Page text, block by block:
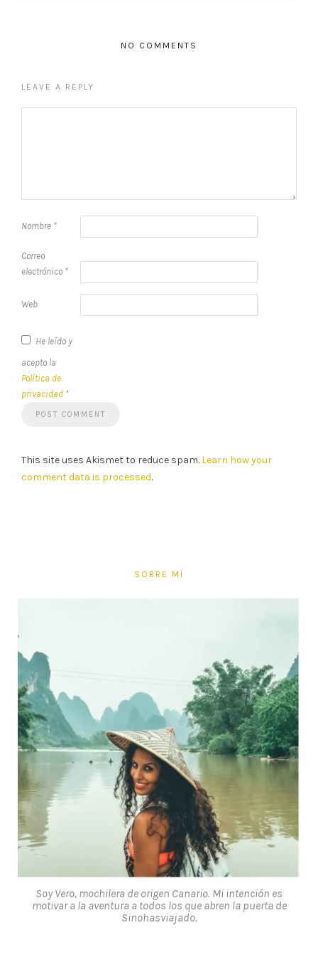
NO COMMENTS
LEAVE A REPLY
Nombre *
Correo
electrónico *
Web
He leído y
acepto la
Política de
privacidad *
This site uses Akismet to reduce spam. Learn how your
comment data is processed.
SOBRE MÍ
Soy Vero, mochilera de origen Canario. Mi intención es
motivar a la aventura a todos los que abren la puerta de
Sinohasviajado.